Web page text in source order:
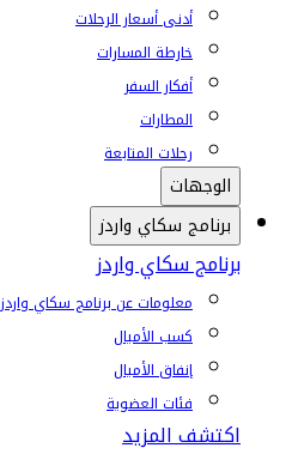
أدنى أسعار الرحلات
خارطة المسارات
أفكار السفر
المطارات
رحلات المتابعة
الوجهات
برنامج سكاي واردز
برنامج سكاي واردز
معلومات عن برنامج سكاي واردز
كسب الأميال
إنفاق الأميال
فئات العضوية
اكتشف المزيد